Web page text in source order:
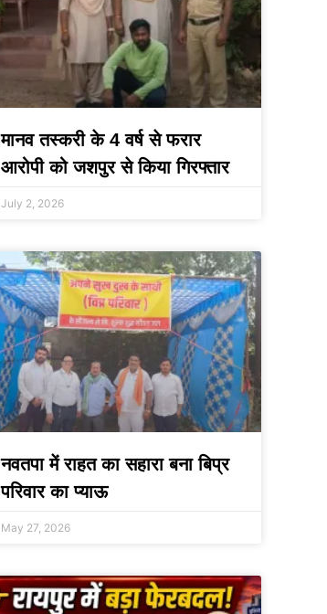
मानव तस्करी के 4 वर्ष से फरार
आरोपी को जशपुर से किया गिरफ्तार
July 2, 2026
नवतपा में राहत का सहारा बना बिप्र
परिवार का प्याऊ
May 27, 2026